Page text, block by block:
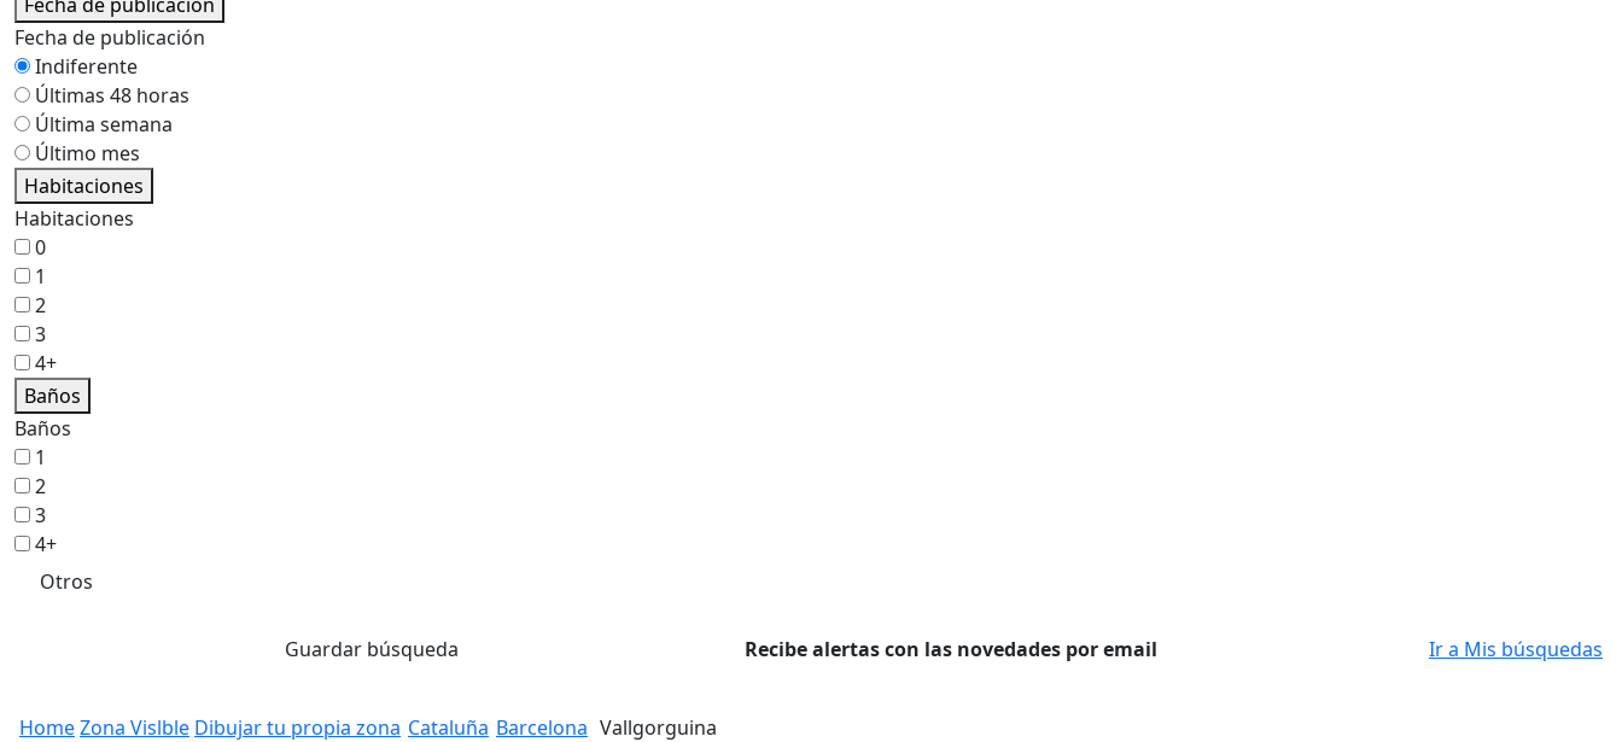
Fecha de publicación
Indiferente
Últimas 48 horas
Última semana
Último mes
Habitaciones
Habitaciones
0
1
2
3
4+
Baños
Baños
1
2
3
4+
Otros
Guardar búsqueda Recibe alertas con las novedades por email Ir a Mis búsquedas
HomeZona Vislble Dibujar tu propia zona Cataluña Barcelona Vallgorguina